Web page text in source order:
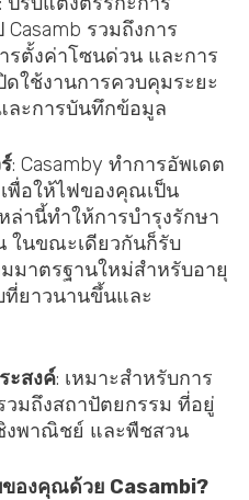
รวมถึงการ
รตั้งค่าโซนด่วน และการ
ดใช้งานการควบคุมระยะ
ละการบันทึกข้อมูล
: Casamby ทำการอัพเดต
พื่อให้ไฟของคุณเป็น
ล่านี้ทำให้การบำรุงรักษา
ในขณะเดียวกันก็รับ
มาตรฐานใหม่สำหรับอายุ
ที่ยาวนานขึ้นและ
ะสงค์: เหมาะสำหรับการ
มถึงสถาปัตยกรรม ที่อยู่
งพาณิชย์ และพืชสวน
องคุณด้วย Casambi?